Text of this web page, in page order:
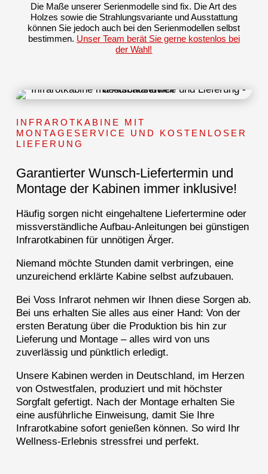
Die Maße unserer Serienmodelle sind fix. Die Art des
Holzes sowie die Strahlungsvariante und Ausstattung
können Sie jedoch auch bei den Serienmodellen selbst
bestimmen. Unser Team berät Sie gerne kostenlos bei
der Wahl!
INFRAROTKABINE MIT
MONTAGESERVICE UND KOSTENLOSER
LIEFERUNG
Garantierter Wunsch-Liefertermin und
Montage der Kabinen immer inklusive!
Häufig sorgen nicht eingehaltene Liefertermine oder
missverständliche Aufbau-Anleitungen bei günstigen
Infrarotkabinen für unnötigen Ärger.
Niemand möchte Stunden damit verbringen, eine
unzureichend erklärte Kabine selbst aufzubauen.
Bei Voss Infrarot nehmen wir Ihnen diese Sorgen ab.
Bei uns erhalten Sie alles aus einer Hand: Von der
ersten Beratung über die Produktion bis hin zur
Lieferung und Montage – alles wird von uns
zuverlässig und pünktlich erledigt.
Unsere Kabinen werden in Deutschland, im Herzen
von Ostwestfalen, produziert und mit höchster
Sorgfalt gefertigt. Nach der Montage erhalten Sie
eine ausführliche Einweisung, damit Sie Ihre
Infrarotkabine sofort genießen können. So wird Ihr
Wellness-Erlebnis stressfrei und perfekt.